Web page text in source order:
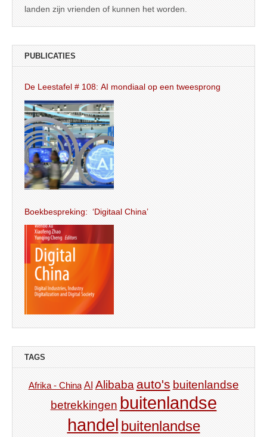
landen zijn vrienden of kunnen het worden.
PUBLICATIES
De Leestafel # 108: AI mondiaal op een tweesprong
Boekbespreking: ‘Digitaal China’
TAGS
Afrika - China AI Alibaba auto's buitenlandse
betrekkingen buitenlandse
handel buitenlandse